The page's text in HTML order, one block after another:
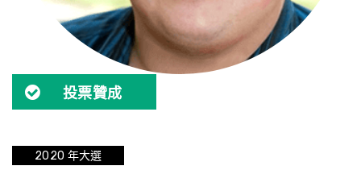
投票贊成
2020 年大選